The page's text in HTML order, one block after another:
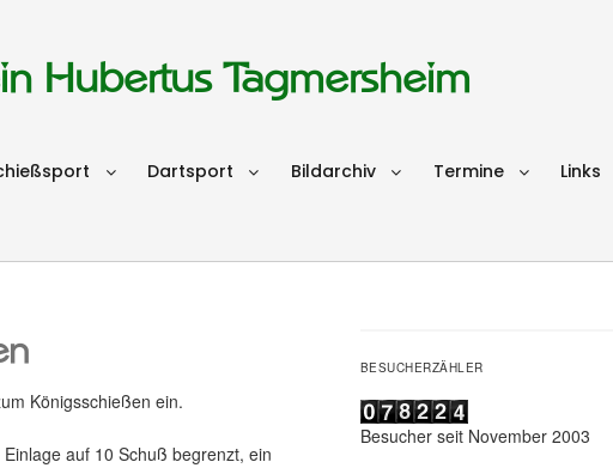
Hubertus Tagmersheim
Dartsport Bildarchiv Termine Links
Königsschießen ein.
auf 10 Schuß begrenzt, ein
BESUCHERZÄHLER
Besucher seit November 2003